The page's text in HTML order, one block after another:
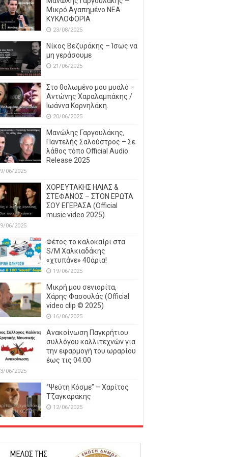
Μικρό Αγαπημένο NEΑ
ΚΥΚΛΟΦΟΡΙΑ
23/08/2025
Νίκος Βεζυράκης – Ίσως να
μη γεράσουμε
21/06/2025
Στο θολωμένο μου μυαλό –
Αντώνης Χαραλαμπάκης /
Ιωάννα Κορνηλάκη.
20/06/2025
Μανώλης Γαργουλάκης,
Παντελής Σαλούστρος – Σε
λάθος τόπο Official Audio
Release 2025
06/2025
ΧΟΡΕΥΤΑΚΗΣ ΗΛΙΑΣ &
ΣΤΕΦΑΝΟΣ – ΣΤΟΝ ΕΡΩΤΑ
ΣΟΥ ΕΓΕΡΑΣΑ (Official
music video 2025)
06/2025
Φέτος το καλοκαίρι στα
S/M Χαλκιαδάκης
«χτυπάνε» 40άρια!
19/06/2025
Μικρή μου σενιορίτα,
Χάρης Φασουλάς (Official
video clip © 2025)
16/06/2025
Ανακοίνωση Παγκρήτιου
συλλόγου καλλιτεχνών για
την εφαρμογή του ωραρίου
έως τις 04:00
06/2025
‘’Ψεύτη Κόσμε’’ – Χαρίτος
Τζαγκαράκης
12/06/2025